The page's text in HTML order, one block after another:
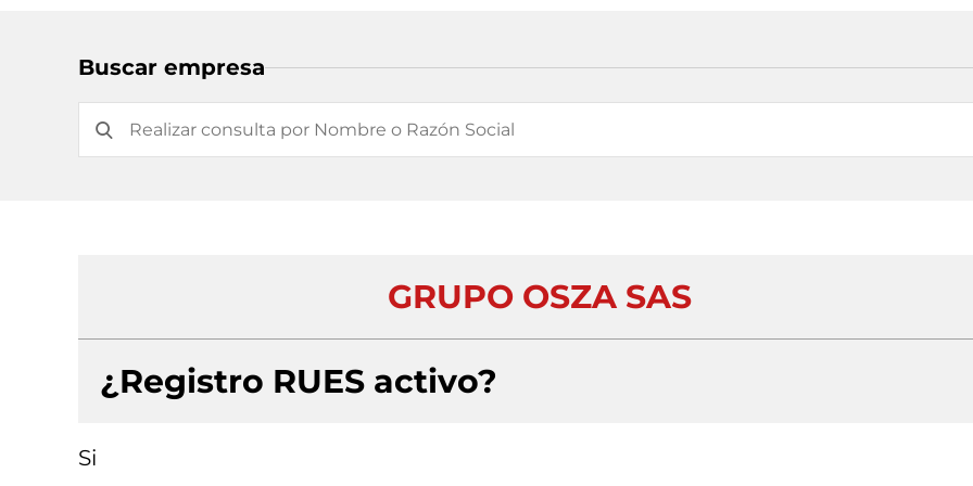
Buscar empresa
GRUPO OSZA SAS
¿Registro RUES activo?
Si